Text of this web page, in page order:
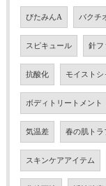
びたみんA バクチ
スピキュール 針フ
抗酸化 モイストシ
ボディトリートメント
気温差 春の肌トラ
スキンケアアイテム